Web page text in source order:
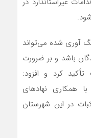
آوری شده می‌تواند
باشد و بر ضرورت
کرد و افزود:
همکاری نهادهای
در این شهرستان